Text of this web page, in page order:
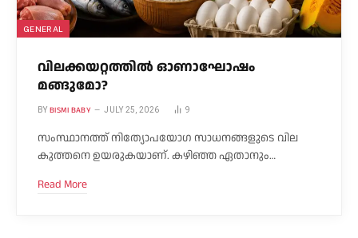
GENERAL
വിലക്കയറ്റത്തിൽ ഓണാഘോഷം
മങ്ങുമോ?
BY BISMI BABY JULY 25, 2026 9
സംസ്ഥാനത്ത് നിത്യോപയോഗ സാധനങ്ങളുടെ വില
കുത്തനെ ഉയരുകയാണ്. കഴിഞ്ഞ ഏതാനും…
Read More